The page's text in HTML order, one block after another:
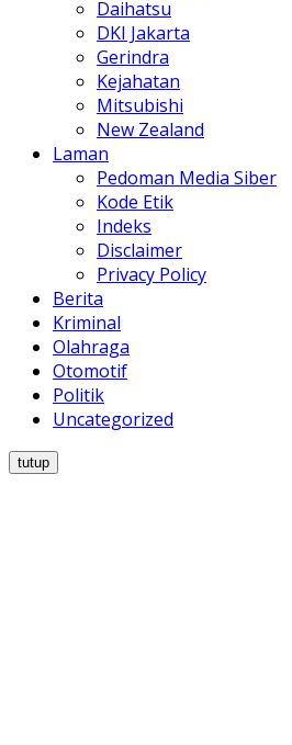
Daihatsu
DKI Jakarta
Gerindra
Kejahatan
Mitsubishi
New Zealand
Laman
Pedoman Media Siber
Kode Etik
Indeks
Disclaimer
Privacy Policy
Berita
Kriminal
Olahraga
Otomotif
Politik
Uncategorized
tutup